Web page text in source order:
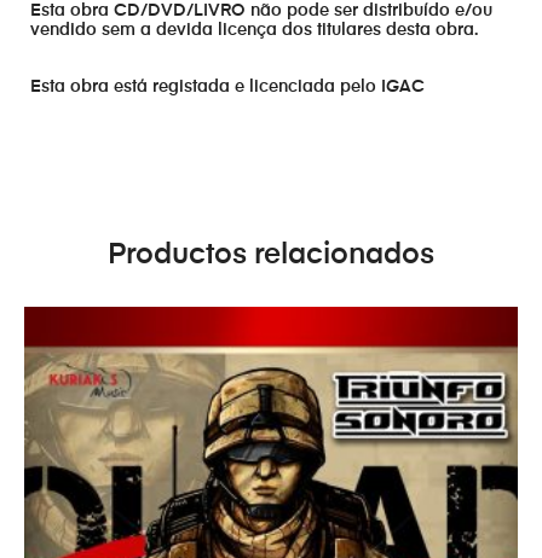
Esta obra CD/DVD/LIVRO não pode ser distribuído e/ou
vendido sem a devida licença dos titulares desta obra.
Esta obra está registada e licenciada pelo IGAC
Productos relacionados